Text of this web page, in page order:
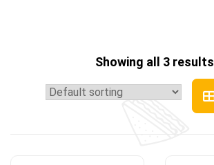
Showing all 3 results